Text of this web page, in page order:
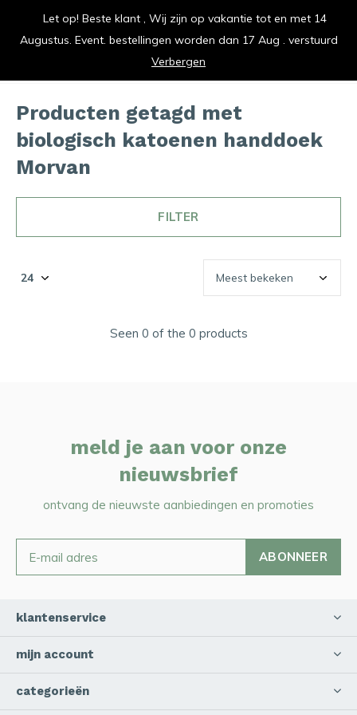
vrolijk je keuken op
Producten getagd met
biologisch katoenen handdoek
Morvan
FILTER
Seen 0 of the 0 products
meld je aan voor onze
nieuwsbrief
ontvang de nieuwste aanbiedingen en promoties
ABONNEER
klantenservice
mijn account
categorieën
Let op! Beste klant , Wij zijn op vakantie tot en met 14
Augustus. Event. bestellingen worden dan 17 Aug . verstuurd
Verbergen